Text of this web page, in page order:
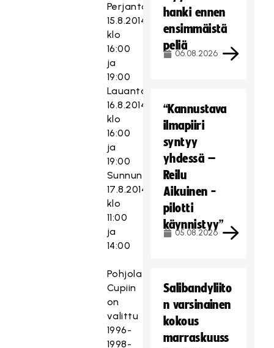
Perjantai
15.8.2014
klo
16:00
ja
19:00
Lauantai
16.8.2014
klo
16:00
ja
19:00
Sunnuntai
17.8.2014
klo
11:00
ja
14:00
Pohjola
Cupiin
on
valittu
1996-
1998-
hanki ennen
ensimmäistä
peliä
06.08.2026
“Kannustava
ilmapiiri
syntyy
yhdessä –
Reilu
Aikuinen -
pilotti
käynnistyy”
05.08.2026
Salibandyliito
n varsinainen
kokous
marraskuuss